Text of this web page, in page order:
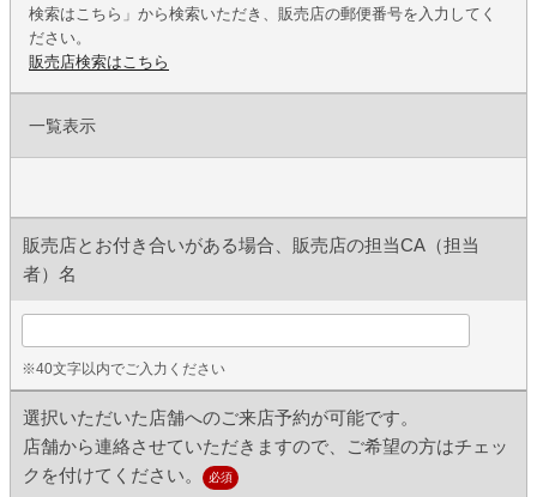
検索はこちら」から検索いただき、販売店の郵便番号を入力してく
ださい。
販売店検索はこちら
一覧表示
販売店とお付き合いがある場合、販売店の担当CA（担当
者）名
※40文字以内でご入力ください
選択いただいた店舗へのご来店予約が可能です。
店舗から連絡させていただきますので、ご希望の方はチェッ
クを付けてください。
必須